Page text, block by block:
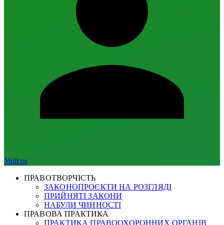
Увійти
ПРАВОТВОРЧІСТЬ
ЗАКОНОПРОЄКТИ НА РОЗГЛЯДІ
ПРИЙНЯТІ ЗАКОНИ
НАБУЛИ ЧИННОСТІ
ПРАВОВА ПРАКТИКА
ПРАКТИКА ПРАВООХОРОННИХ ОРГАНІВ